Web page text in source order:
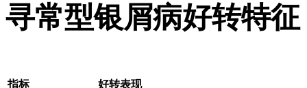
寻常型银屑病好转特征
指标
好转表现